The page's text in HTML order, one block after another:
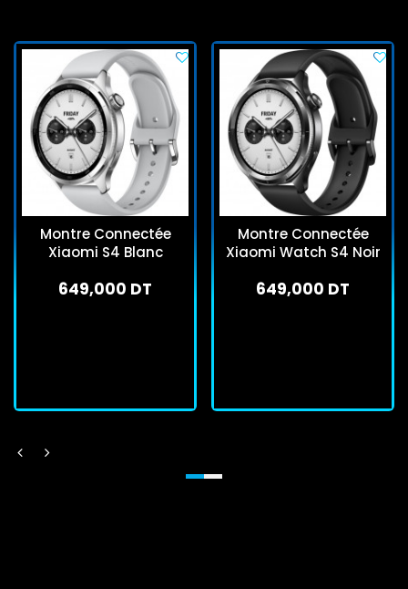
Montre Connectée
Xiaomi S4 Blanc
649,000 DT
Montre Connectée
Xiaomi Watch S4 Noir
649,000 DT